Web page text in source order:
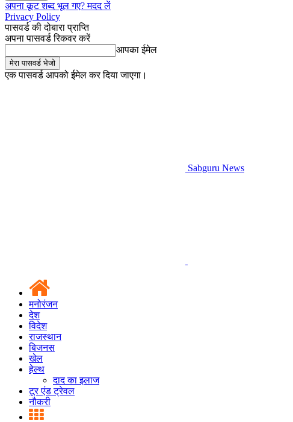
अपना कूट शब्द भूल गए? मदद लें
Privacy Policy
पासवर्ड की दोबारा प्राप्ति
अपना पासवर्ड रिकवर करें
आपका ईमेल
एक पासवर्ड आपको ईमेल कर दिया जाएगा।
Sabguru News
मनोरंजन
देश
विदेश
राजस्थान
बिजनस
खेल
हेल्थ
दाद का इलाज
टूर एंड ट्रेवल
नौकरी